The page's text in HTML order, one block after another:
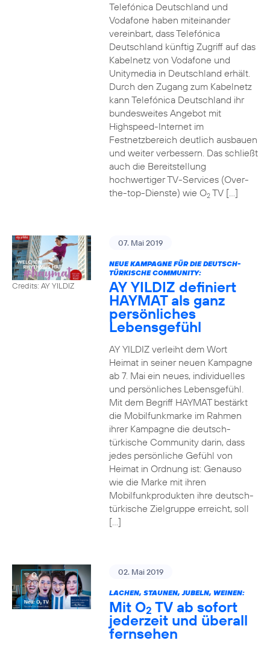
Telefónica Deutschland und
Vodafone haben miteinander
vereinbart, dass Telefónica
Deutschland künftig Zugriff auf das
Kabelnetz von Vodafone und
Unitymedia in Deutschland erhält.
Durch den Zugang zum Kabelnetz
kann Telefónica Deutschland ihr
bundesweites Angebot mit
Highspeed-Internet im
Festnetzbereich deutlich ausbauen
und weiter verbessern. Das schließt
auch die Bereitstellung
hochwertiger TV-Services (Over-
the-top-Dienste) wie O2TV […]
Credits: AY YILDIZ
07. Mai 2019
NEUE KAMPAGNE FÜR DIE DEUTSCH-
TÜRKISCHE COMMUNITY:
AY YILDIZ definiert
HAYMAT als ganz
persönliches
Lebensgefühl
AY YILDIZ verleiht dem Wort
Heimat in seiner neuen Kampagne
ab 7. Mai ein neues, individuelles
und persönliches Lebensgefühl.
Mit dem Begriff HAYMAT bestärkt
die Mobilfunkmarke im Rahmen
ihrer Kampagne die deutsch-
türkische Community darin, dass
jedes persönliche Gefühl von
Heimat in Ordnung ist: Genauso
wie die Marke mit ihren
Mobilfunkprodukten ihre deutsch-
türkische Zielgruppe erreicht, soll
[…]
02. Mai 2019
LACHEN, STAUNEN, JUBELN, WEINEN:
Mit O2 TV ab sofort
jederzeit und überall
fernsehen